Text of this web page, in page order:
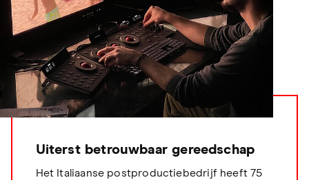
Uiterst betrouwbaar gereedschap
Het Italiaanse postproductiebedrijf heeft 75